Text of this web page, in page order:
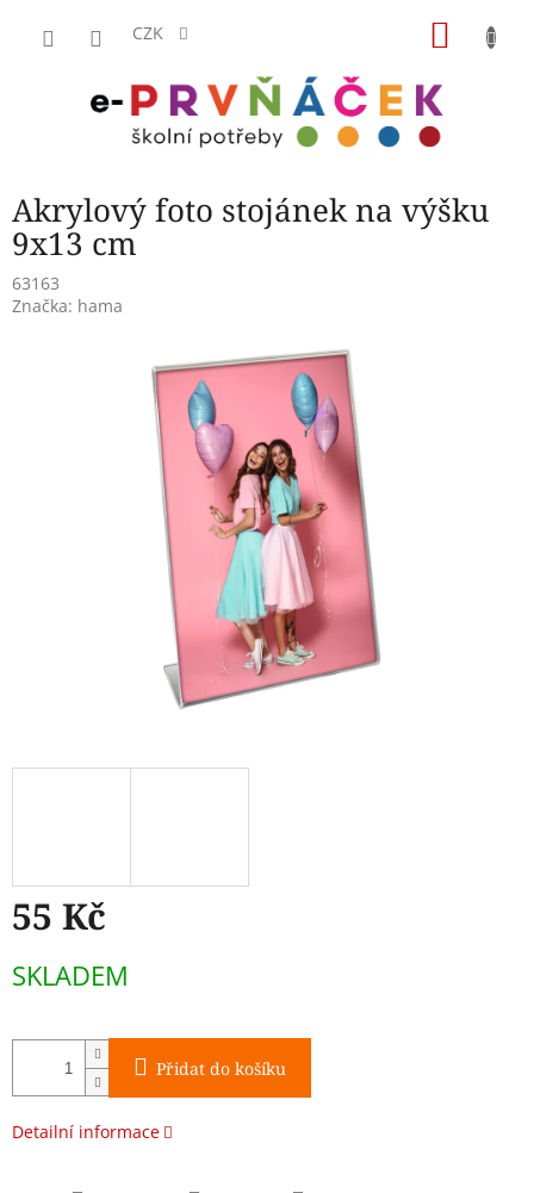
CZK
Akrylový foto stojánek na výšku
9x13 cm
63163
Značka: hama
55 Kč
cena:
SKLADEM
Přidat do košíku
Detailní informace